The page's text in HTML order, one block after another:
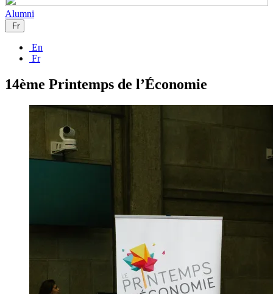
Alumni
Fr
En
Fr
14ème Printemps de l’Économie